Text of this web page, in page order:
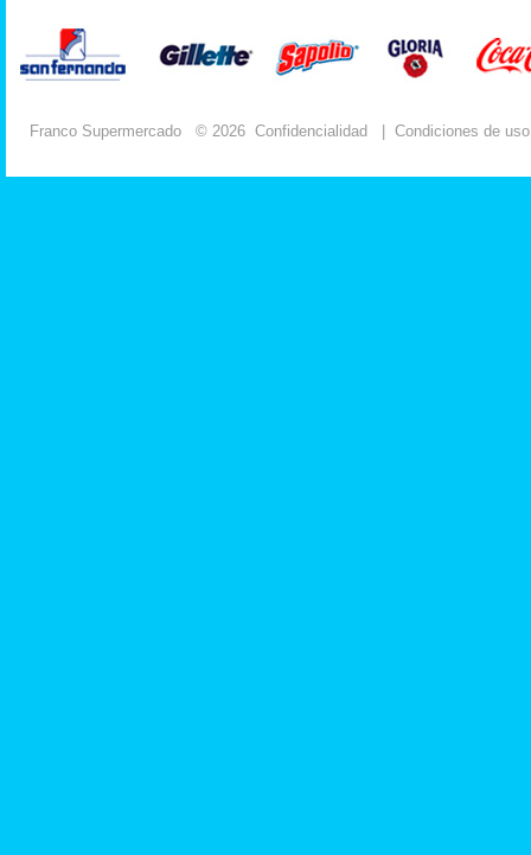
Franco Supermercado © 2026 Confidencialidad Condiciones de uso